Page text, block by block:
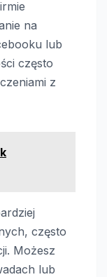
na
lub
często
z
często
Możesz
lub